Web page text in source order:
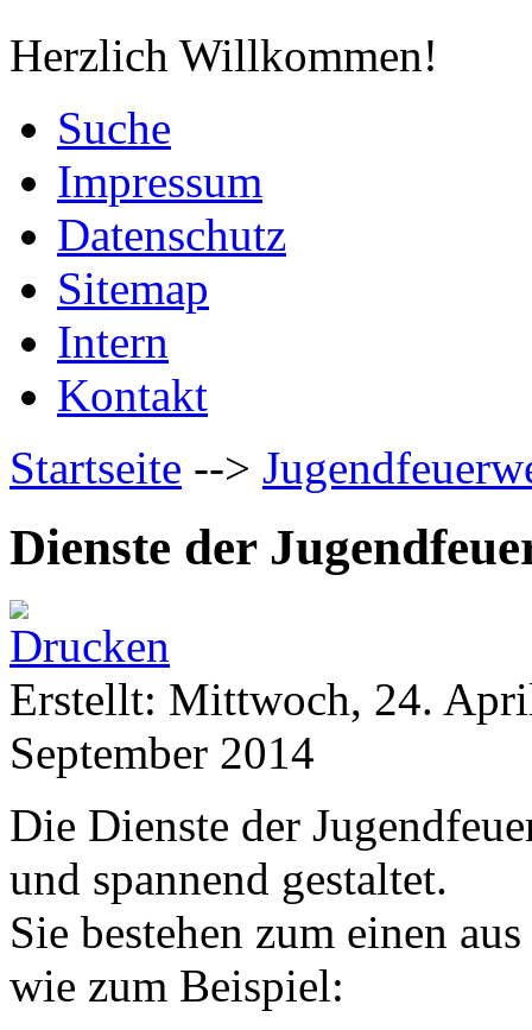
Herzlich Willkommen!
Suche
Impressum
Datenschutz
Sitemap
Intern
Kontakt
Startseite -->
Dienste der
Erstellt: Mittwoch, 24.
September 2014
Die Dienste der
und spannend gestaltet.
Sie bestehen zum einen
wie zum Beispiel: